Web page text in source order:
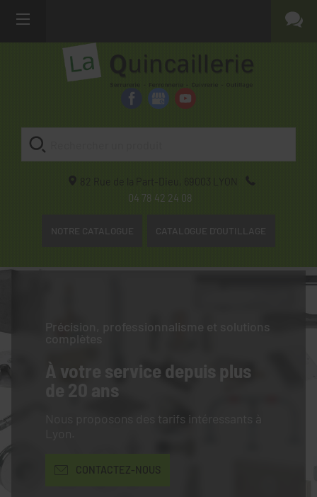
82 Rue de la Part-Dieu, 69003
LYON
04 78 42 24 08
NOTRE CATALOGUE CATALOGUE D'OUTILLAGE
Précision, professionnalisme et solutions
complètes
À votre service depuis plus
de 20 ans
Nous proposons des tarifs intéressants à
CONTACTEZ-NOUS